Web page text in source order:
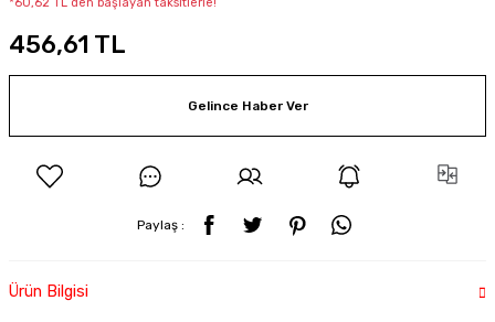
456,61 TL
Gelince Haber Ver
Paylaş :
Ürün Bilgisi